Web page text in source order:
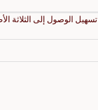
تسهيل الوصول إلى الثلاثة